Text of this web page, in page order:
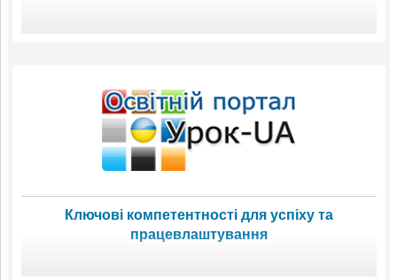
Ключові компетентності для успіху та
працевлаштування